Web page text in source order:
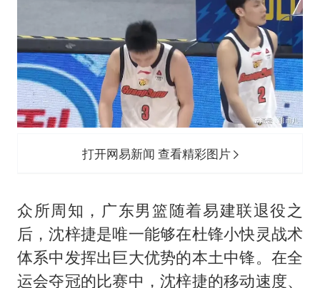
打开网易新闻 查看精彩图片
众所周知，广东男篮随着易建联退役之
后，沈梓捷是唯一能够在杜锋小快灵战术
体系中发挥出巨大优势的本土中锋。在全
运会夺冠的比赛中，沈梓捷的移动速度、